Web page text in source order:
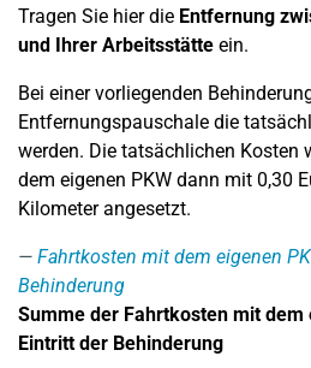
Tragen Sie hier die Entfernung
und Ihrer Arbeitsstätte ein.
Bei einer vorliegenden
Entfernungspauschale die
werden. Die tatsächlichen Kosten
dem eigenen PKW dann mit 0,30
Kilometer angesetzt.
Fahrtkosten mit dem eigenen
Behinderung
Summe der Fahrtkosten mit dem
Eintritt der Behinderung